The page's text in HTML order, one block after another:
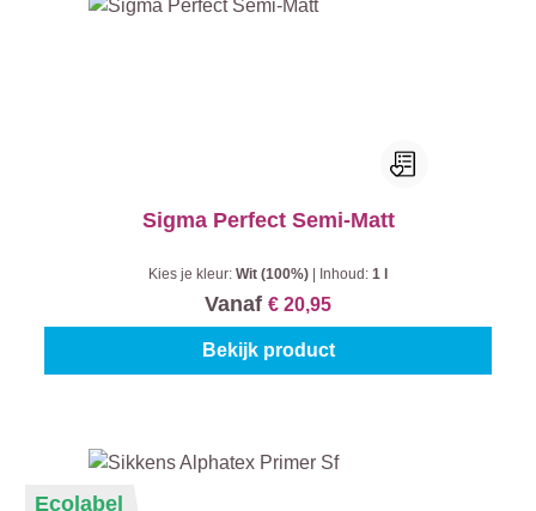
Sigma Perfect Semi-Matt
Kies je kleur: Wit (100%) Inhoud: 1 l
Vanaf € 20,95
Bekijk product
Ecolabel